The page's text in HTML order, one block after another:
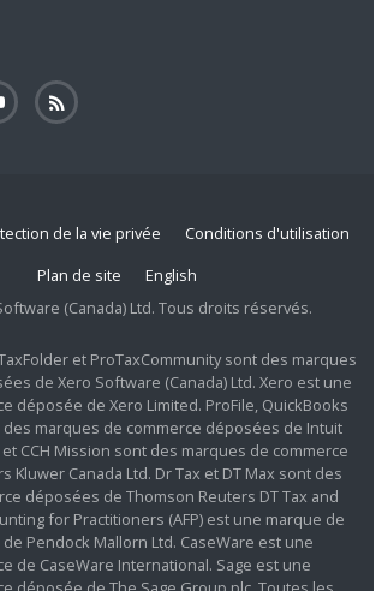
de la vie privée
Conditions d'utilisation
Plan de site
English
(Canada) Ltd. Tous droits réservés.
et ProTaxCommunity sont des marques
de Xero Software (Canada) Ltd. Xero est une
déposée de Xero Limited. ProFile, QuickBooks
marques de commerce déposées de Intuit
et CCH Mission sont des marques de commerce
Kluwer Canada Ltd. Dr Tax et DT Max sont des
déposées de Thomson Reuters DT Tax and
for Practitioners (AFP) est une marque de
Pendock Mallorn Ltd. CaseWare est une
de CaseWare International. Sage est une